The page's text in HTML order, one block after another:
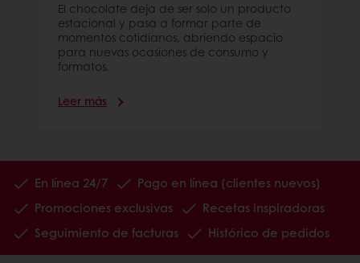
El chocolate deja de ser solo un producto
estacional y pasa a formar parte de
momentos cotidianos, abriendo espacio
para nuevas ocasiones de consumo y
formatos.
Leer más
En línea 24/7
Pago en línea (clientes nuevos)
Promociones exclusivas
Recetas inspiradoras
Seguimiento de facturas
Histórico de pedidos